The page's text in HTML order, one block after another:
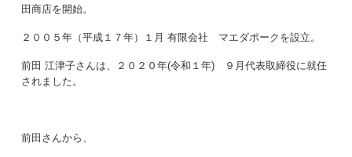
田商店を開始。
２００５年（平成１７年）１月 有限会社 マエダポークを設立。
前田 江津子さんは、２０２０年(令和１年) ９月代表取締役に就任
されました。
前田さんから、